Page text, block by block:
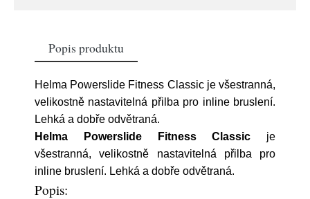
Popis produktu
Helma Powerslide Fitness Classic je všestranná,
velikostně nastavitelná přilba pro inline bruslení.
Lehká a dobře odvětraná.
Helma Powerslide Fitness Classic je
všestranná, velikostně nastavitelná přilba pro
inline bruslení. Lehká a dobře odvětraná.
Popis: